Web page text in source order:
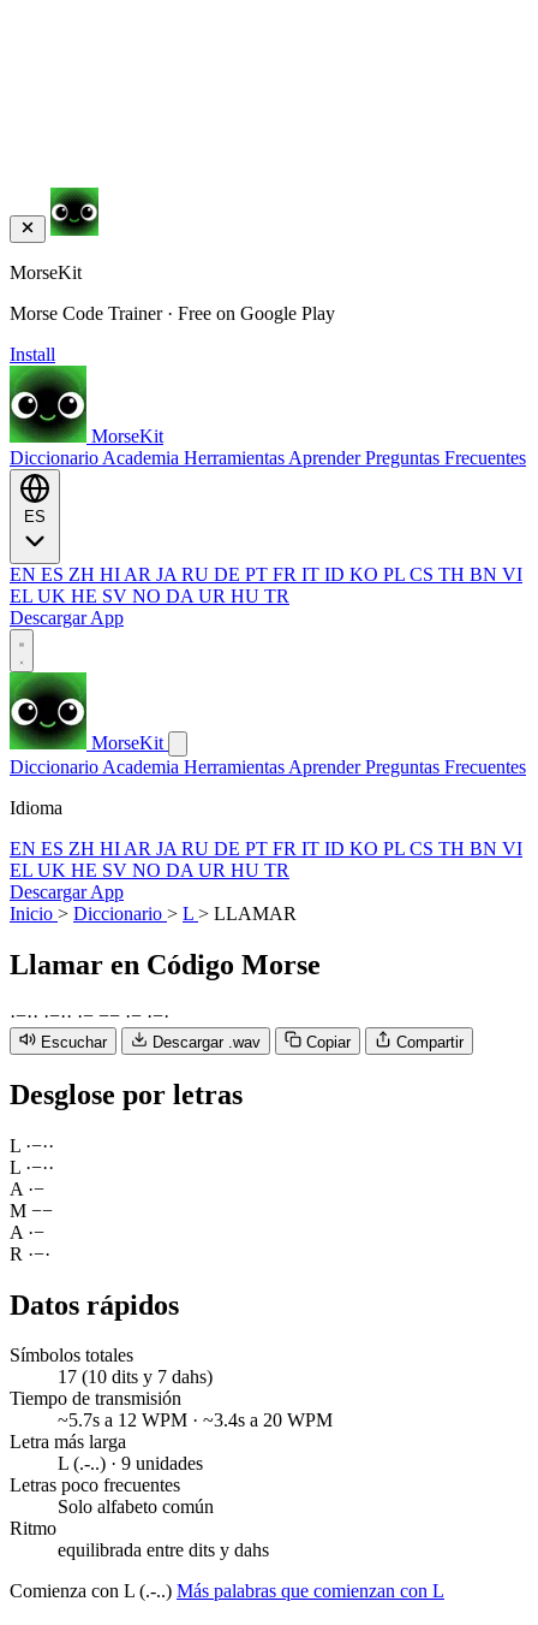
MorseKit
Morse Code Trainer · Free on Google Play
Install
MorseKit
Diccionario Academia Herramientas AprenderPreguntas Frecuentes
EN ES ZH HI AR JA RU DE PT FR IT ID KO PL CS TH BN VI
EL UK HE SV NO DA UR HU TR
Descargar App
MorseKit
Diccionario Academia Herramientas AprenderPreguntas Frecuentes
Idioma
EN ES ZH HI AR JA RU DE PT FR IT ID KO PL CS TH BN VI
EL UK HE SV NO DA UR HU TR
Descargar App
Inicio > Diccionario > L > LLAMAR
Llamar en Código Morse
·−·· ·−·· ·− −− ·− ·−·
Escuchar Descargar .wav Copiar Compartir
Desglose por letras
L ·−··
L ·−··
A ·−
M −−
A ·−
R ·−·
Datos rápidos
Símbolos totales
17 (10 dits y 7 dahs)
Tiempo de transmisión
~5.7s a 12 WPM · ~3.4s a 20 WPM
Letra más larga
L (.-..) · 9 unidades
Letras poco frecuentes
Solo alfabeto común
Ritmo
equilibrada entre dits y dahs
Comienza con L (.-..) Más palabras que comienzan con L